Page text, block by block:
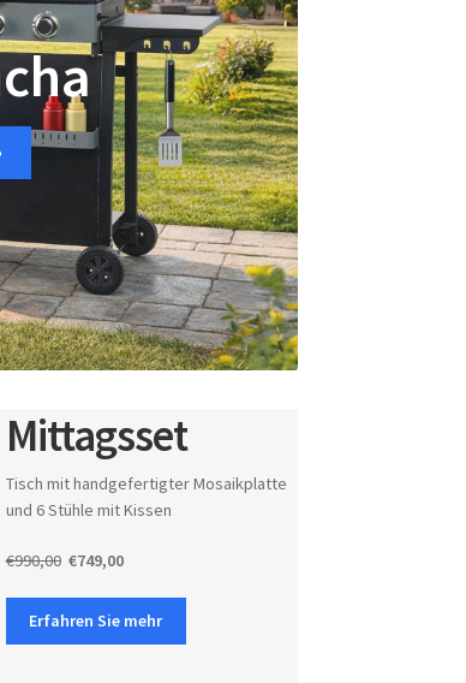
Mittagsset
Tisch mit handgefertigter Mosaikplatte
und 6 Stühle mit Kissen
€990,00 €749,00
Erfahren Sie mehr